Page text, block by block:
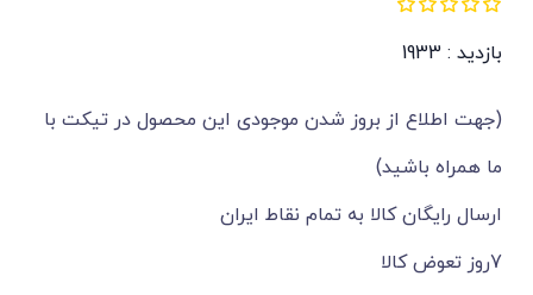
بازدید : 1933
(جهت اطلاع از بروز شدن موجودی این محصول در تیکت با
ما همراه باشید)
ارسال رایگان کالا به تمام نقاط ایران
7روز تعوض کالا